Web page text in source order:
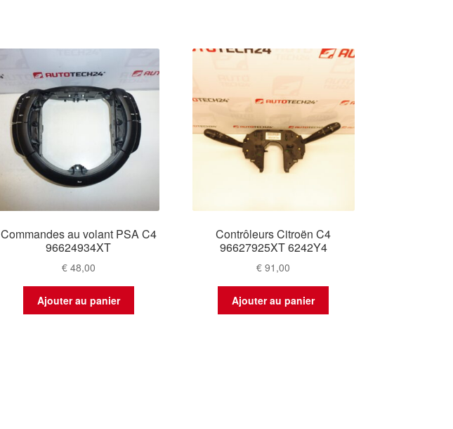
Commandes au volant PSA C4
96624934XT
€48,00
Ajouter au panier
Contrôleurs Citroën C4
96627925XT 6242Y4
€ 91,00
Ajouter au panier